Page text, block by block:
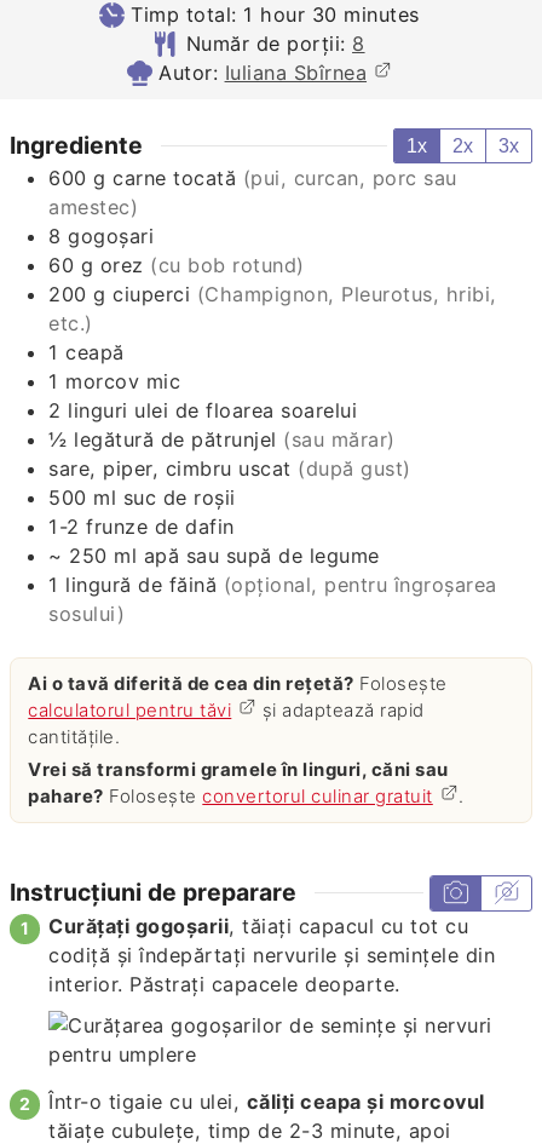
Timp total: 1 hour
hour 30minutes
minutes
Număr de porții: 8
Autor: Iuliana Sbîrnea
Ingrediente 1x 2x 3x
600 g carne tocată (pui, curcan, porc sau
amestec)
8 gogoșari
60 g orez (cu bob rotund)
200 g ciuperci (Champignon, Pleurotus, hribi,
etc.)
1 ceapă
1 morcov mic
2 linguri ulei de floarea soarelui
½ legătură de pătrunjel (sau mărar)
sare, piper, cimbru uscat (după gust)
500 ml suc de roșii
1-2 frunze de dafin
~ 250 ml apă sau supă de legume
1 lingură de făină (opțional, pentru îngroșarea
sosului)
Ai o tavă diferită de cea din rețetă? Folosește
calculatorul pentru tăvi
și adaptează rapid
cantitățile.
Vrei să transformi gramele în linguri, căni sau
pahare? Foloseșteconvertorul culinar gratuit .
Instrucțiuni de preparare
Curățați gogoșarii, tăiați capacul cu tot cu
codiță și îndepărtați nervurile și semințele din
interior. Păstrați capacele deoparte.
Într-o tigaie cu ulei, căliți ceapa și morcovul
tăiațe cubulețe, timp de 2-3 minute, apoi